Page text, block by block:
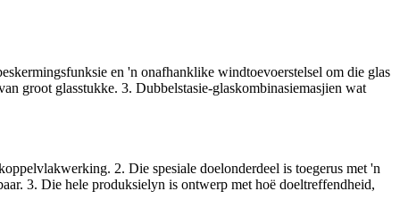
en 'n onafhanklike windtoevoerstelsel om die glas
groot glasstukke. 3. Dubbelstasie-glaskombinasiemasjien wat
2. Die spesiale doelonderdeel is toegerus met 'n
3. Die hele produksielyn is ontwerp met hoë doeltreffendheid,